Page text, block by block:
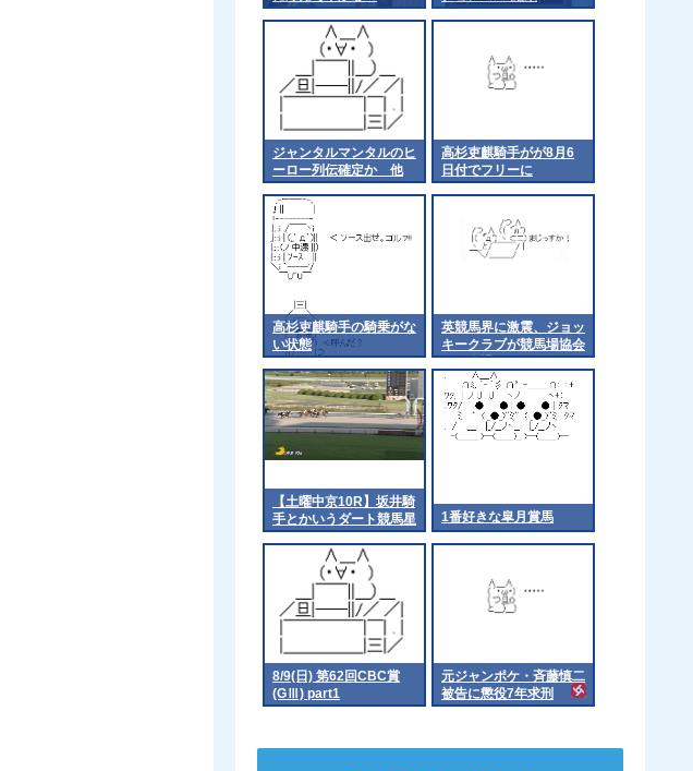
ジャンタルマンタルのヒ
ーロー列伝確定か 他
高杉吏麒騎手がが8月6
日付でフリーに
高杉吏麒騎手の騎乗がな
い状態
英競馬界に激震、ジョッ
キークラブが競馬場協会
から脱退
【土曜中京10R】坂井騎
手とかいうダート競馬星
人
1番好きな皐月賞馬
8/9(日) 第62回CBC賞
(GⅢ) part1
元ジャンポケ・斉藤慎二
被告に懲役7年求刑